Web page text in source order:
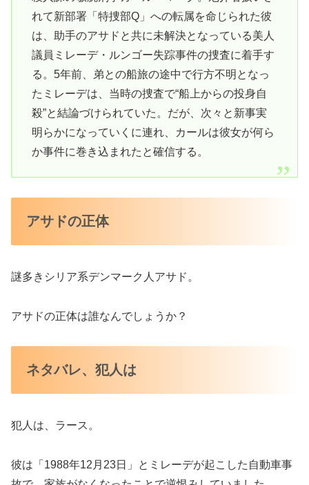
れて新部署「特捜部Q」への転属を命じられた彼
は、助手のアサドと共に未解決となっている美人
議員ミレーデ・ルンゴー失踪事件の捜査に着手す
る。5年前、弟との船旅の途中で行方不明となっ
たミレーデは、当時の捜査で“船上からの投身自
殺”と結論づけられていた。だが、次々と新事実
明らかになっていくに連れ、カールは彼女が何ら
か事件に巻き込まれたと確信する。
アサドの正体
謎多きシリア系デンマーク人アサド。
アサドの正体は誰なんでしょうか？
ネタバレ、犯人は
犯人は、ラース。
彼は「1988年12月23日」とミレーデが起こした自動車事